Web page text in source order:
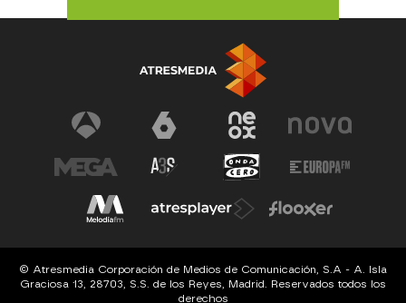
© Atresmedia Corporación de Medios de Comunicación, S.A - A. Isla
Graciosa 13, 28703, S.S. de los Reyes, Madrid. Reservados todos los
derechos